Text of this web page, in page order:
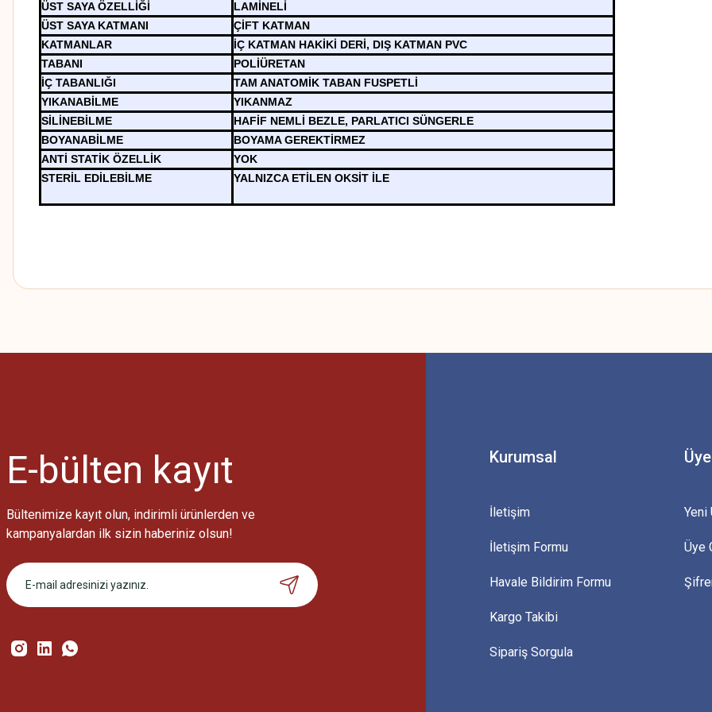
ÜST SAYA ÖZELLİĞİ
LAMİNELİ
ÜST SAYA KATMANI
ÇİFT KATMAN
KATMANLAR
İÇ KATMAN HAKİKİ DERİ, DIŞ KATMAN PVC
TABANI
POLİÜRETAN
İÇ TABANLIĞI
TAM ANATOMİK TABAN FUSPETLİ
YIKANABİLME
YIKANMAZ
SİLİNEBİLME
HAFİF NEMLİ BEZLE, PARLATICI SÜNGERLE
BOYANABİLME
BOYAMA GEREKTİRMEZ
ANTİ STATİK ÖZELLİK
YOK
STERİL EDİLEBİLME
YALNIZCA ETİLEN OKSİT İLE
Bu ürüne ilk yorumu siz yapın!
Bu ürüne benzer farklı alternatifler olmalı.
Gönder
E-bülten kayıt
Bültenimize kayıt olun, indirimli ürünlerden ve
kampanyalardan ilk sizin haberiniz olsun!
Kurumsal
İletişim
İletişim Formu
Havale Bildirim Formu
Kargo Takibi
Sipariş Sorgula
Yeni
Üye